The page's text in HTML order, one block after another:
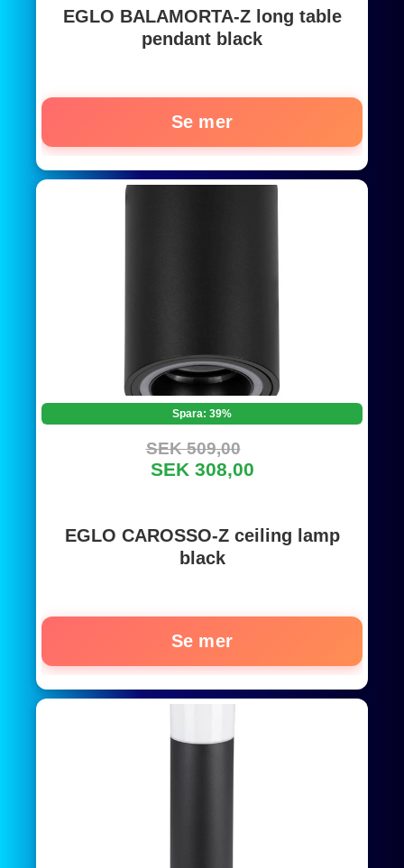
EGLO BALAMORTA-Z long table
pendant black
Se mer
Spara: 39%
SEK 509,00
SEK 308,00
EGLO CAROSSO-Z ceiling lamp
black
Se mer